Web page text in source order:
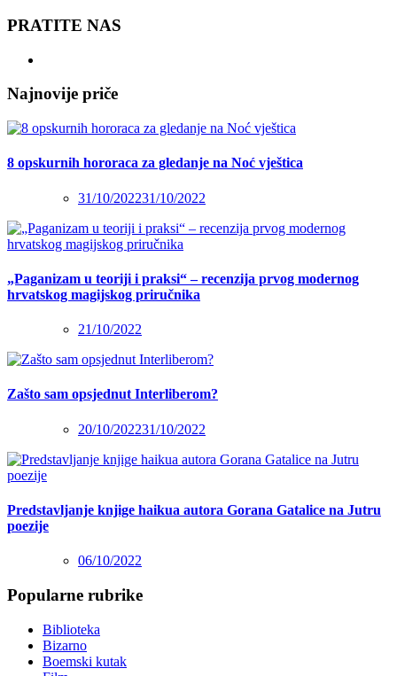
PRATITE NAS
Najnovije priče
8 opskurnih hororaca za gledanje na Noć vještica
31/10/202231/10/2022
„Paganizam u teoriji i praksi“ – recenzija prvog modernog
hrvatskog magijskog priručnika
21/10/2022
Zašto sam opsjednut Interliberom?
20/10/202231/10/2022
Predstavljanje knjige haikua autora Gorana Gatalice na Jutru
poezije
06/10/2022
Popularne rubrike
Biblioteka
Bizarno
Boemski kutak